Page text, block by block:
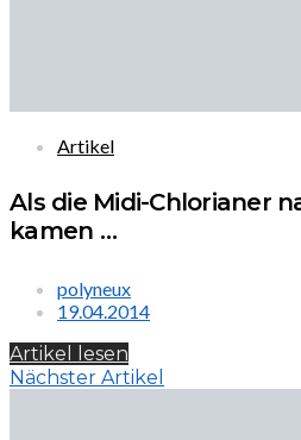
Artikel
Als die Midi-Chlorianer
kamen …
polyneux
19.04.2014
Artikel lesen
Nächster Artikel